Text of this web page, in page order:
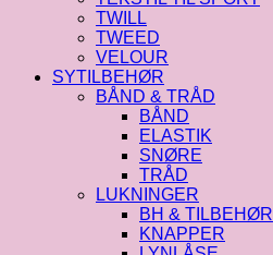
TWILL
TWEED
VELOUR
SYTILBEHØR
BÅND & TRÅD
BÅND
ELASTIK
SNØRE
TRÅD
LUKNINGER
BH & TILBEHØR
KNAPPER